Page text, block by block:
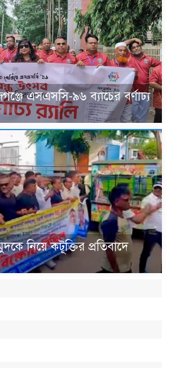
এসএসসি-৯৬ ব্যাচের বর্ণাঢ্য
নিয়ে কটূক্তির প্রতিবাদে